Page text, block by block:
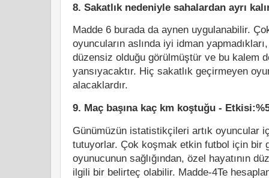
8. Sakatlık nedeniyle sahalardan ayrı
Madde 6 burada da aynen uygulanabilir.
oyuncuların aslında iyi idman
düzensiz olduğu görülmüştür ve bu kalem
yansıyacaktır. Hiç sakatlık geçirmeyen
alacaklardır.
9. Maç başına kaç km koştuğu -
Günümüzün istatistikçileri artık oyuncular
tutuyorlar. Çok koşmak etkin futbol için bir
oyunucunun sağlığından, özel hayatının
ilgili bir belirteç olabilir. Madde-4Te